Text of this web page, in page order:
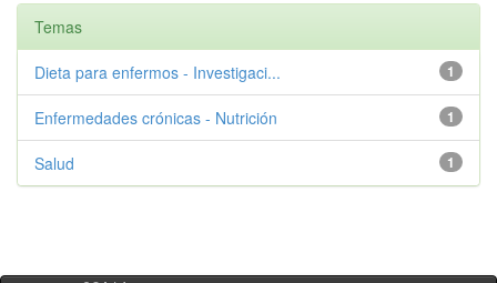
Temas
1
Dieta para enfermos - Investigaci...
1
Enfermedades crónicas - Nutrición
1
Salud